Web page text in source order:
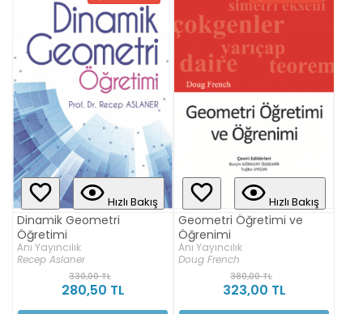
Hızlı Bakış
Dinamik Geometri
Öğretimi
Anı Yayıncılık
Recep Aslaner
330,00 TL
280,50 TL
Hızlı Bakış
Geometri Öğretimi ve
Öğrenimi
Anı Yayıncılık
Doug French
380,00 TL
323,00 TL